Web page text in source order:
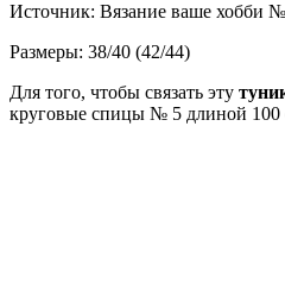
Источник: Вязание ваше хобби
Размеры: 38/40 (42/44)
Для того, чтобы связать эту
круговые спицы № 5 длиной